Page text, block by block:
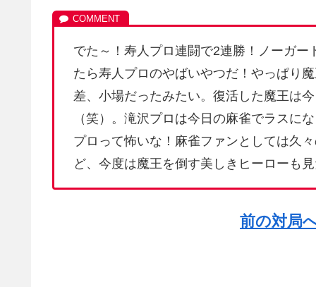
でた～！寿人プロ連闘で2連勝！ノーガ
たら寿人プロのやばいやつだ！やっぱり
差、小場だったみたい。復活した魔王は
（笑）。滝沢プロは今日の麻雀でラスに
プロって怖いな！麻雀ファンとしては久
ど、今度は魔王を倒す美しきヒーローも
前の対局